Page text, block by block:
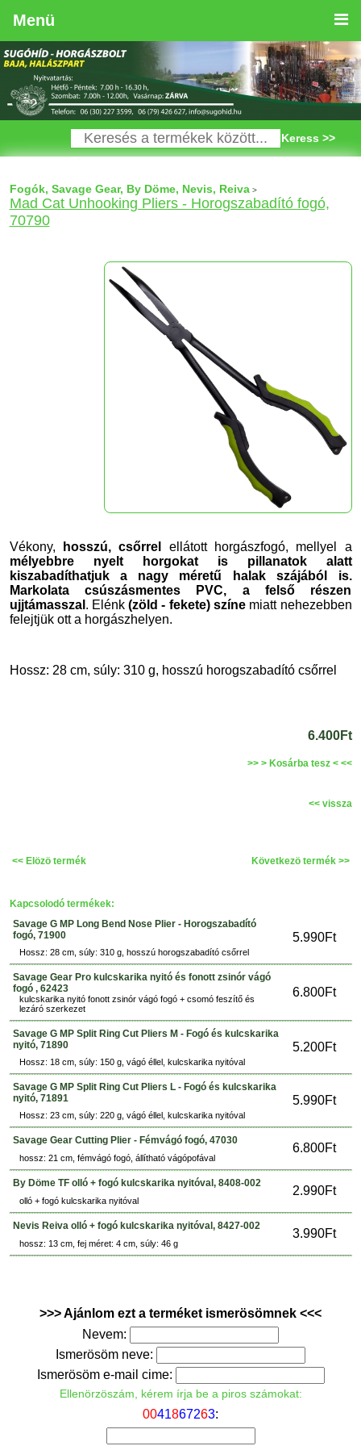
Menü
Keress >>
Fogók, Savage Gear, By Döme, Nevis, Reiva>
Mad Cat Unhooking Pliers - Horogszabadító fogó,
70790
Vékony, hosszú, csőrrel ellátott horgászfogó, mellyel a
mélyebbre nyelt horgokat is pillanatok alatt
kiszabadíthatjuk a nagy méretű halak szájából is.
Markolata csúszásmentes PVC, a felső részen
ujjtámasszal . Elénk(zöld - fekete) színemiatt nehezebben
felejtjük ott a horgászhelyen.
Hossz: 28 cm, súly: 310 g, hosszú horogszabadító csőrrel
6.400Ft
>> > Kosárba tesz < <<
<< vissza
<< Elözö termék Következö termék >>
Kapcsolodó termékek:
Savage G MP Long Bend Nose Plier - Horogszabadító
fogó, 71900
5.990Ft
Hossz: 28 cm, súly: 310 g, hosszú horogszabadító csőrrel
Savage Gear Pro kulcskarika nyitó és fonott zsinór vágó
fogó , 62423
6.800Ft
kulcskarika nyitó fonott zsinór vágó fogó + csomó feszítő és
lezáró szerkezet
Savage G MP Split Ring Cut Pliers M - Fogó és kulcskarika
nyitó, 71890
5.200Ft
Hossz: 18 cm, súly: 150 g, vágó éllel, kulcskarika nyitóval
Savage G MP Split Ring Cut Pliers L - Fogó és kulcskarika
nyitó, 71891
5.990Ft
Hossz: 23 cm, súly: 220 g, vágó éllel, kulcskarika nyitóval
Savage Gear Cutting Plier - Fémvágó fogó, 47030
6.800Ft
hossz: 21 cm, fémvágó fogó, állítható vágópofával
By Döme TF olló + fogó kulcskarika nyitóval, 8408-002
2.990Ft
olló + fogó kulcskarika nyitóval
Nevis Reiva olló + fogó kulcskarika nyitóval, 8427-002
3.990Ft
hossz: 13 cm, fej méret: 4 cm, súly: 46 g
>>> Ajánlom ezt a terméket ismerösömnek <<<
Nevem:
Ismerösöm neve:
Ismerösöm e-mail cime:
Ellenörzöszám, kérem írja be a piros számokat:
0041867263: